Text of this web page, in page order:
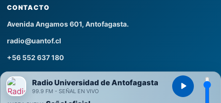
CONTACTO
Avenida Angamos 601, Antofagasta.
radio@uantof.cl
+56 552 637 180
© 2026 Todos los derechos reservados
Radio Universidad de Antofagasta
99.9 FM - SEÑAL EN VIVO